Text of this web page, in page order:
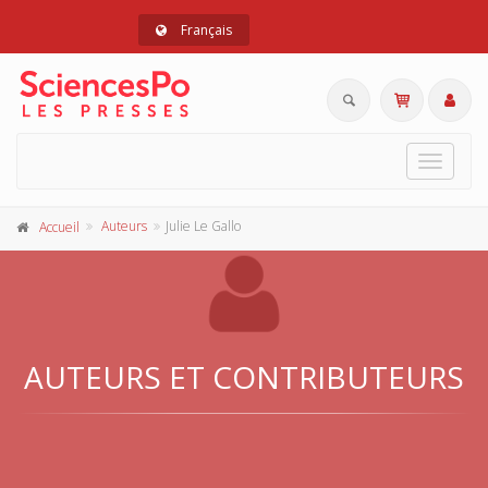
Français
Toggle
Accueil Auteurs Julie Le Gallo
AUTEURS ET CONTRIBUTEURS